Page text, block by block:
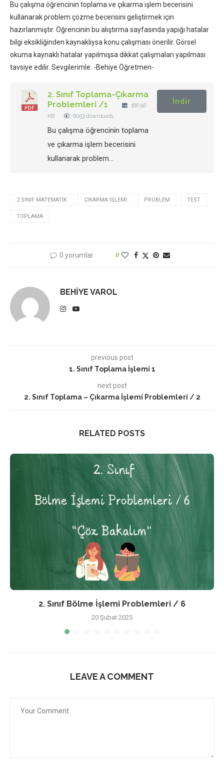
Bu çalışma öğrencinin toplama ve çıkarma işlem becerisini
kullanarak problem çözme becerisini geliştirmek için
hazırlanmıştır. Öğrencinin bu alıştırma sayfasında yapığı hatalar
bilgi eksikliğinden kaynaklıysa konu çalışması önerilir. Görsel
okuma kaynaklı hatalar yapılmışsa dikkat çalışmaları yapılması
tavsiye edilir. Sevgilerimle. -Behiye Öğretmen-
2. Sınıf Toplama-Çıkarma
Problemleri /1
166.56
KB
6053 downloads
Bu çalışma öğrencinin toplama
ve çıkarma işlem becerisini
kullanarak problem…
İndir
2.SINIF MATEMATIK ÇIKARMA IŞLEMI PROBLEM TEST
TOPLAMA
0 yorumlar 0
BEHIYE VAROL
previous post
1. Sınıf Toplama İşlemi 1
next post
2. Sınıf Toplama – Çıkarma İşlemi Problemleri / 2
RELATED POSTS
2. Sınıf Bölme İşlemi Problemleri / 6
20 Şubat 2025
LEAVE A COMMENT